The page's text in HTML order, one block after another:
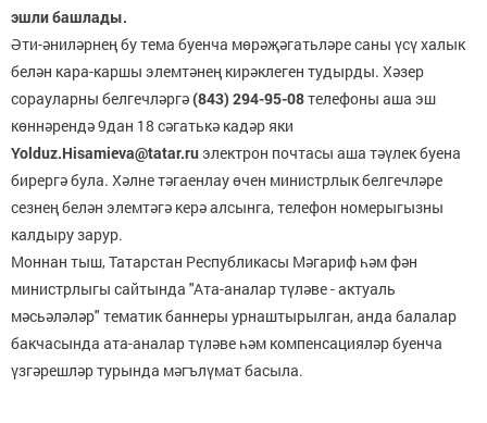
эшли башлады.
Әти-әниләрнең бу тема буенча мөрәҗәгатьләре саны үсү халык
белән кара-каршы элемтәнең кирәклеген тудырды. Хәзер
сорауларны белгечләргә(843) 294-95-08телефоны аша эш
көннәрендә 9дан 18 сәгатькә кадәр яки
Yolduz.Hisamieva@tatar.ruэлектрон почтасы аша тәүлек буена
бирергә була. Хәлне тәгаенлау өчен министрлык белгечләре
сезнең белән элемтәгә керә алсынга, телефон номерыгызны
калдыру зарур.
Моннан тыш, Татарстан Республикасы Мәгариф һәм фән
министрлыгы сайтында "Ата-аналар түләве - актуаль
мәсьәләләр" тематик баннеры урнаштырылган, анда балалар
бакчасында ата-аналар түләве һәм компенсацияләр буенча
үзгәрешләр турында мәгълүмат басыла.